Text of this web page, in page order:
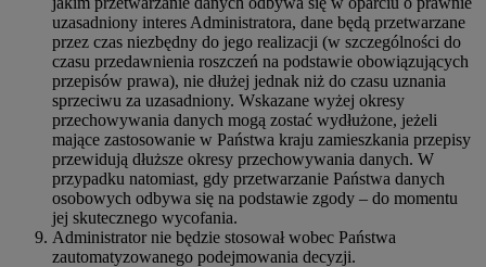
uzasadniony interes Administratora, dane będą przetwarzane
przez czas niezbędny do jego realizacji (w szczególności do
czasu przedawnienia roszczeń na podstawie obowiązujących
przepisów prawa), nie dłużej jednak niż do czasu uznania
sprzeciwu za uzasadniony. Wskazane wyżej okresy
przechowywania danych mogą zostać wydłużone, jeżeli
mające zastosowanie w Państwa kraju zamieszkania przepisy
przewidują dłuższe okresy przechowywania danych. W
przypadku natomiast, gdy przetwarzanie Państwa danych
osobowych odbywa się na podstawie zgody – do momentu
jej skutecznego wycofania.
Administrator nie będzie stosował wobec Państwa
zautomatyzowanego podejmowania decyzji.